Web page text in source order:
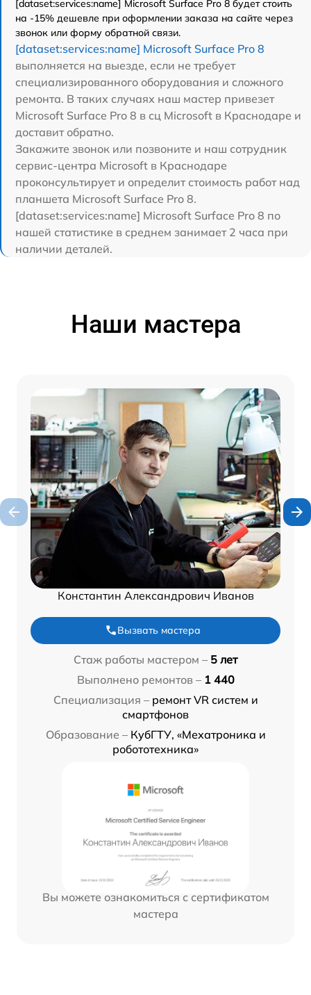
[dataset:services:name] Microsoft Surface Pro 8 будет стоить
на -15% дешевле при оформлении заказа на сайте через
звонок или форму обратной связи.
[dataset:services:name] Microsoft Surface Pro 8
выполняется на выезде, если не требует
специализированного оборудования и сложного
ремонта. В таких случаях наш мастер привезет
Microsoft Surface Pro 8 в сц Microsoft в Краснодаре и
доставит обратно.
Закажите звонок или позвоните и наш сотрудник
сервис-центра Microsoft в Краснодаре
проконсультирует и определит стоимость работ над
планшета Microsoft Surface Pro 8.
[dataset:services:name] Microsoft Surface Pro 8 по
нашей статистике в среднем занимает 2 часа при
наличии деталей.
Наши мастера
Константин Александрович Иванов
Вызвать мастера
Стаж работы мастером – 5 лет
Выполнено ремонтов – 1 440
Специализация – ремонт VR систем и
смартфонов
Образование – КубГТУ, «Мехатроника и
робототехника»
Вы можете ознакомиться с сертификатом
мастера